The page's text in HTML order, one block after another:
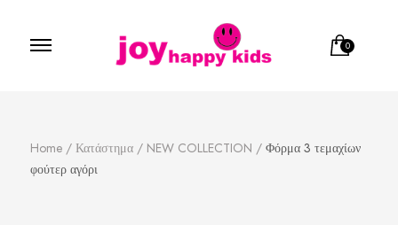
0
Home / Κατάστημα / NEW COLLECTION / Φόρμα 3 τεμαχίων
φούτερ αγόρι